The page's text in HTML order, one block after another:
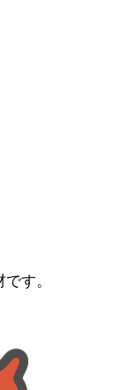
す。